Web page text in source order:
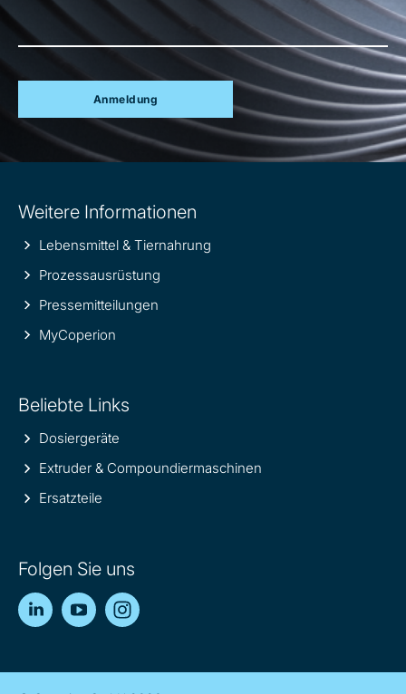
Anmeldung
information
Weitere Informationen
Lebensmittel & Tiernahrung
Prozessausrüstung
Pressemitteilungen
MyCoperion
Beliebte Links
Dosiergeräte
Extruder & Compoundiermaschinen
Ersatzteile
Folgen Sie uns
LinkedInYouTube